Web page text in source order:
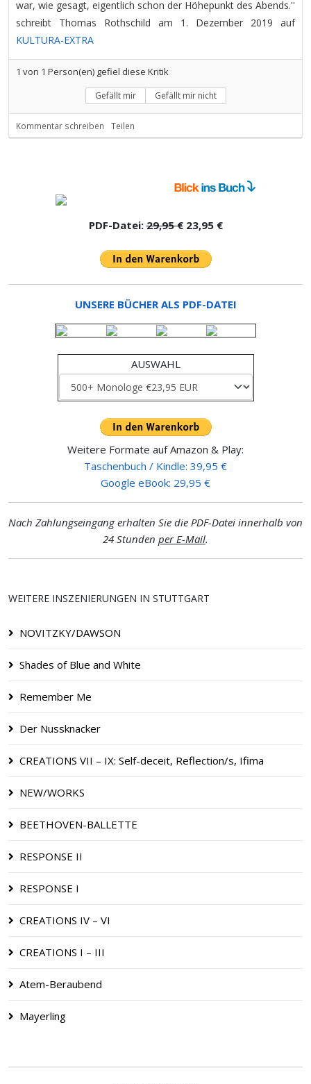
war, wie gesagt, eigentlich schon der Höhepunkt des Abends.''
schreibt Thomas Rothschild am 1. Dezember 2019 auf
KULTURA-EXTRA
1 von 1 Person(en) gefiel diese Kritik
Gefällt mir Gefällt mir nicht
Kommentar schreiben Teilen
PDF-Datei:29,95 €23,95 €
UNSERE BÜCHER ALS PDF-DATEI
AUSWAHL
Weitere Formate auf Amazon & Play:
Taschenbuch / Kindle: 39,95 €
Google eBook: 29,95 €
Nach Zahlungseingang erhalten Sie die PDF-Datei innerhalb von
24 Stunden per E-Mail.
WEITERE INSZENIERUNGEN IN STUTTGART
NOVITZKY/DAWSON
Shades of Blue and White
Remember Me
Der Nussknacker
CREATIONS VII – IX: Self-deceit, Reflection/s, Ifima
NEW/WORKS
BEETHOVEN-BALLETTE
RESPONSE II
RESPONSE I
CREATIONS IV – VI
CREATIONS I – III
Atem-Beraubend
Mayerling